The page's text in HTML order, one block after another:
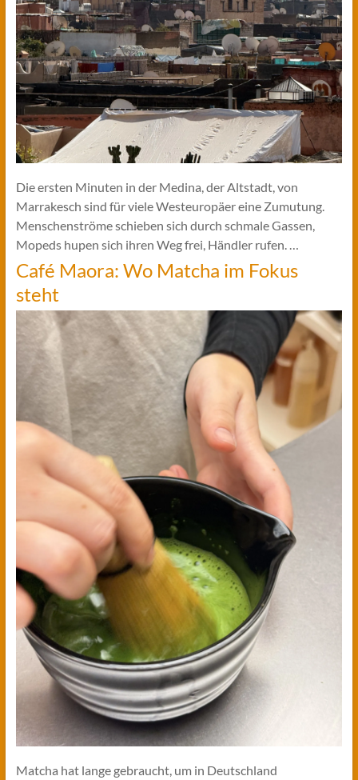
Die ersten Minuten in der Medina, der Altstadt, von
Marrakesch sind für viele Westeuropäer eine Zumutung.
Menschenströme schieben sich durch schmale Gassen,
Mopeds hupen sich ihren Weg frei, Händler rufen. …
Café Maora: Wo Matcha im Fokus
steht
Matcha hat lange gebraucht, um in Deutschland